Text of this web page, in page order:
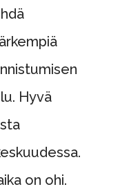
Hyvä
on ohi.